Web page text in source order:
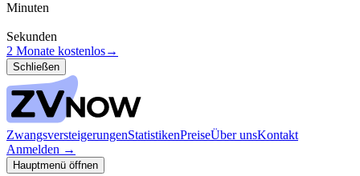
Minuten
Sekunden
2 Monate kostenlos→
Schließen
ZwangsversteigerungenStatistikenPreiseÜber unsKontakt
Anmelden →
Hauptmenü öffnen